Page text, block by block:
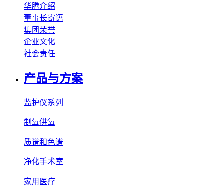
华腾介绍
董事长寄语
集团荣誉
企业文化
社会责任
产品与方案
监护仪系列
制氧供氧
质谱和色谱
净化手术室
家用医疗